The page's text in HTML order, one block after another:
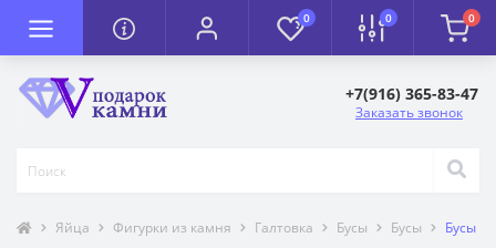
0 0 0
+7(916) 365-83-47
Заказать звонок
Яйца Фигурки из камня Галтовка Бусы Бусы Бусы -